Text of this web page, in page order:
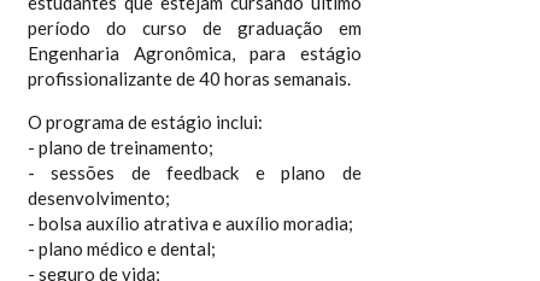
período do curso de graduação em
Engenharia Agronômica, para estágio
profissionalizante de 40 horas semanais.
O programa de estágio inclui:
- plano de treinamento;
- sessões de feedback e plano de
desenvolvimento;
- bolsa auxílio atrativa e auxílio moradia;
- plano médico e dental;
- seguro de vida;